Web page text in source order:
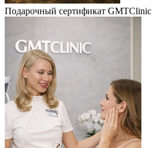
Подарочный сертификат GMTClinic